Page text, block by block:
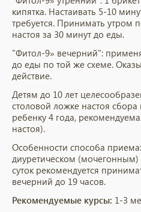
кипятка. Настаивать 5-10
требуется. Принимать утром
настоя за 30 минут до еды.
"Фитол-9» вечерний":
до еды по той же схеме.
действие.
Детям до 10 лет
столовой ложке настоя сбора
ребенку 4 года,
настоя).
Особенности способа
диуретическом
суток рекомендуется
вечерний до 19 часов.
Рекомендуемые курсы: 1-3